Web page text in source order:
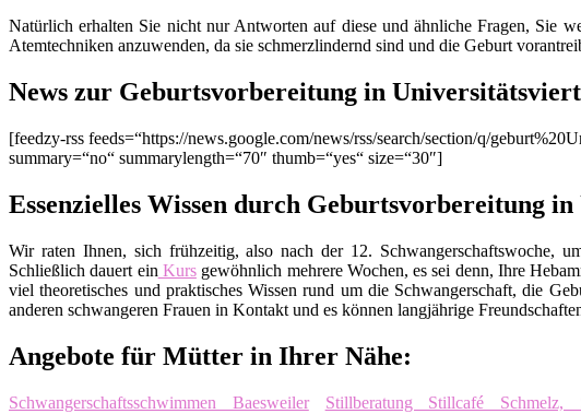
Natürlich erhalten Sie nicht nur Antworten auf diese und ähnliche Fragen, Sie
Atemtechniken anzuwenden, da sie schmerzlindernd sind und die Geburt
News zur Geburtsvorbereitung in
[feedzy-rss feeds=“https://news.google.com/news/rss/search/section/q/
summary=“no“ summarylength=“70″ thumb=“yes“ size=“30″]
Essenzielles Wissen durch Geburtsvorbereitung
Wir raten Ihnen, sich frühzeitig, also nach der 12. Schwangerschaftswoche,
Schließlich dauert ein Kursgewöhnlich mehrere Wochen, es sei denn, Ihre
viel theoretisches und praktisches Wissen rund um die Schwangerschaft, die
anderen schwangeren Frauen in Kontakt und es können langjährige
Angebote für Mütter in Ihrer Nähe:
Schwangerschaftsschwimmen Baesweiler Stillberatung Stillcafé Schmelz,